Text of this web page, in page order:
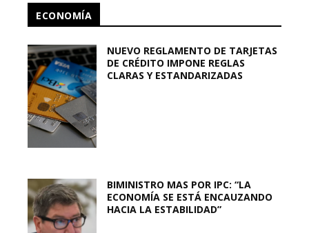
ECONOMÍA
NUEVO REGLAMENTO DE TARJETAS
DE CRÉDITO IMPONE REGLAS
CLARAS Y ESTANDARIZADAS
BIMINISTRO MAS POR IPC: “LA
ECONOMÍA SE ESTÁ ENCAUZANDO
HACIA LA ESTABILIDAD”